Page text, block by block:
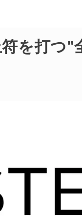
を打つ"